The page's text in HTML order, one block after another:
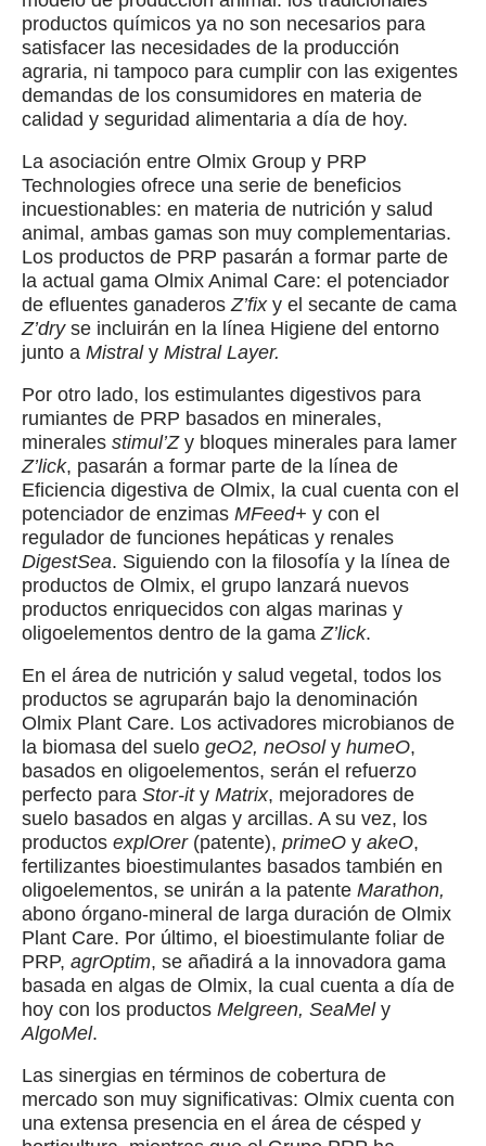
productos químicos ya no son necesarios para
satisfacer las necesidades de la producción
agraria, ni tampoco para cumplir con las exigentes
demandas de los consumidores en materia de
calidad y seguridad alimentaria a día de hoy.
La asociación entre Olmix Group y PRP
Technologies ofrece una serie de beneficios
incuestionables: en materia de nutrición y salud
animal, ambas gamas son muy complementarias.
Los productos de PRP pasarán a formar parte de
la actual gama Olmix Animal Care: el potenciador
de efluentes ganaderosZ’fix y el secante de cama
Z’dry se incluirán en la línea Higiene del entorno
junto a Mistral y Mistral Layer.
Por otro lado, los estimulantes digestivos para
rumiantes de PRP basados en minerales,
minerales stimul’Z y bloques minerales para lamer
Z’lick, pasarán a formar parte de la línea de
Eficiencia digestiva de Olmix, la cual cuenta con el
potenciador de enzimas MFeed+ y con el
regulador de funciones hepáticas y renales
DigestSea. Siguiendo con la filosofía y la línea de
productos de Olmix, el grupo lanzará nuevos
productos enriquecidos con algas marinas y
oligoelementos dentro de la gamaZ’lick.
En el área de nutrición y salud vegetal, todos los
productos se agruparán bajo la denominación
Olmix Plant Care. Los activadores microbianos de
la biomasa del suelo geO2, neOsol y humeO,
basados en oligoelementos, serán el refuerzo
perfecto para Stor-it y Matrix, mejoradores de
suelo basados en algas y arcillas. A su vez, los
productos explOrer (patente), primeO y akeO,
fertilizantes bioestimulantes basados también en
oligoelementos, se unirán a la patente Marathon,
abono órgano-mineral de larga duración de Olmix
Plant Care. Por último, el bioestimulante foliar de
PRP, agrOptim, se añadirá a la innovadora gama
basada en algas de Olmix, la cual cuenta a día de
hoy con los productos Melgreen, SeaMel y
AlgoMel.
Las sinergias en términos de cobertura de
mercado son muy significativas: Olmix cuenta con
una extensa presencia en el área de césped y